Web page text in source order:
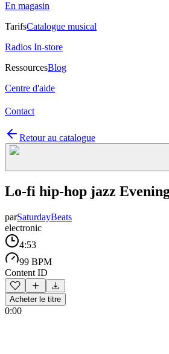
En magasin
TarifsCatalogue musical
Radios In-store
RessourcesBlog
Centre d'aide
Contact
Retour au catalogue
Lo-fi hip-hop jazz
parSaturdayBeats
electronic
4:53
99 BPM
Content ID
Acheter le titre
0:00